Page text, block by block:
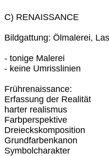
C) RENAISSANCE
Bildgattung: Ölmalerei,
- tonige Malerei
- keine Umrisslinien
Frührenaissance:
Erfassung der Realität
harter realismus
Farbperspektive
Dreieckskomposition
Grundfarbenkanon
Symbolcharakter